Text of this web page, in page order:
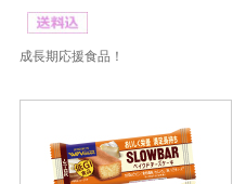
成長期応援食品！